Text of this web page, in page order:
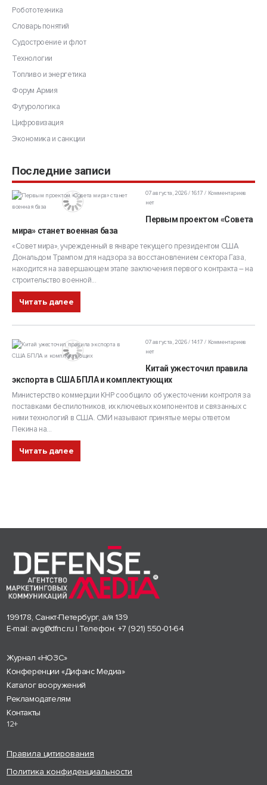
Робототехника
Словарь понятий
Судостроение и флот
Технологии
Топливо и энергетика
Форум Армия
Футурологика
Цифровизация
Экономика и санкции
Последние записи
07 августа, 2026 / 16:17
Комментариев
нет
Первым проектом «Совета
мира» станет военная база
«Совет мира», учрежденный в январе текущего президентом США
Дональдом Трампом для надзора за восстановлением сектора Газа,
находится на завершающем этапе заключения первого контракта – на
строительство военной...
Читать далее
07 августа, 2026 / 14:17
Комментариев
нет
Китай ужесточил правила
экспорта в США БПЛА и комплектующих
Министерство коммерции КНР сообщило об ужесточении контроля за
поставками беспилотников, их ключевых компонентов и связанных с
ними технологий в США. СМИ называют принятые меры ответом
Пекина на...
Читать далее
199178, Санкт-Петербург, а/я 139
E-mail: avg@dfnc.ru | Телефон: +7 (921) 550-01-64
Журнал «НОЗС»
Конференции «Дифанс Медиа»
Каталог вооружений
Рекламодателям
Контакты
12+
Правила цитирования
Политика конфиденциальности